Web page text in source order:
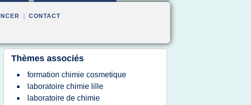
CONTACT
Thèmes associés
formation chimie cosmetique
laboratoire chimie lille
laboratoire de chimie